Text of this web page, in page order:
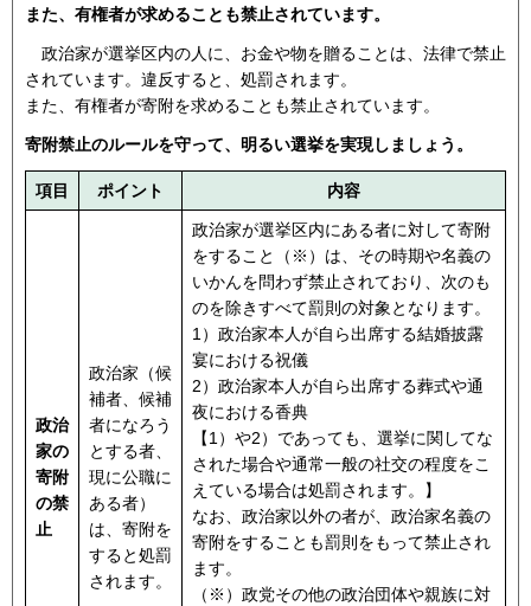
また、有権者が求めることも禁止されています。
政治家が選挙区内の人に、お金や物を贈ることは、法律で禁止
されています。違反すると、処罰されます。
また、有権者が寄附を求めることも禁止されています。
寄附禁止のルールを守って、明るい選挙を実現しましょう。
項目 ポイント 内容
政治
家の
寄附
の禁
止
政治家（候
補者、候補
者になろう
とする者、
現に公職に
ある者）
は、寄附を
すると処罰
されます。
政治家が選挙区内にある者に対して寄附
をすること（※）は、その時期や名義の
いかんを問わず禁止されており、次のも
のを除きすべて罰則の対象となります。
1）政治家本人が自ら出席する結婚披露
宴における祝儀
2）政治家本人が自ら出席する葬式や通
夜における香典
【1）や2）であっても、選挙に関してな
された場合や通常一般の社交の程度をこ
えている場合は処罰されます。】
なお、政治家以外の者が、政治家名義の
寄附をすることも罰則をもって禁止され
ます。
（※）政党その他の政治団体や親族に対